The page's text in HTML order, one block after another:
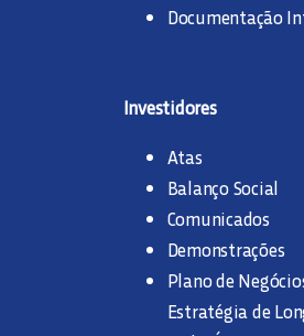
Documentação
Investidores
Atas
Balanço Social
Comunicados
Demonstrações
Plano de
Estratégia de